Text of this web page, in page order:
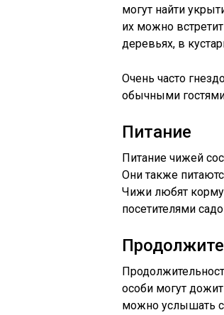
могут найти
их можно
деревьях, в
Очень часто
обычными
Питание
Питание чижей
Они также
Чижи любят
посетителями
особи могут
можно услышать